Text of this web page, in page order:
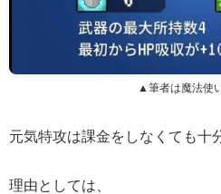
▲筆者は魔法使
元気特攻は課金をしなくても十
理由としては、